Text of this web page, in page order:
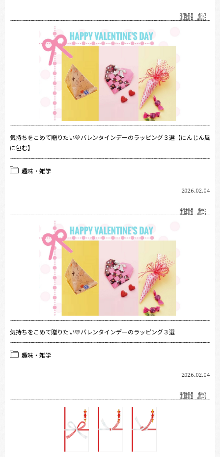
気持ちをこめて贈りたい💛バレンタインデーのラッピング３選【にんじん風
に包む】
趣味・雑学
2026.02.04
気持ちをこめて贈りたい💛バレンタインデーのラッピング３選
趣味・雑学
2026.02.04